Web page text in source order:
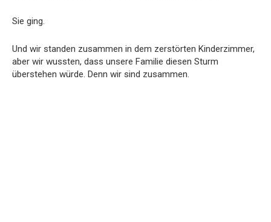
Sie ging.
Und wir standen zusammen in dem zerstörten Kinderzimmer,
aber wir wussten, dass unsere Familie diesen Sturm
überstehen würde. Denn wir sind zusammen.